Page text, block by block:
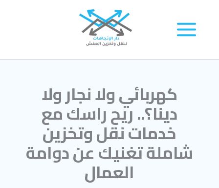
كهربائي ولا نجار ولا
دينا؟.. ريح راسك مع
خدمات نقل وتخزين
شاملة تغنيك عن دوامة
العمال